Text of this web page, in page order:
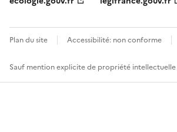
Plan du site Accessibilité: non conforme
Sauf mention explicite de propriété intellectuelle